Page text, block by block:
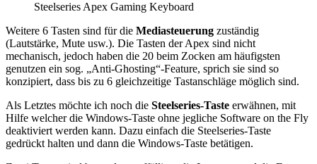
Steelseries Apex Gaming Keyboard
Weitere 6 Tasten sind für die Mediasteuerung zuständig
(Lautstärke, Mute usw.). Die Tasten der Apex sind nicht
mechanisch, jedoch haben die 20 beim Zocken am häufigsten
genutzen ein sog. „Anti-Ghosting“-Feature, sprich sie sind so
konzipiert, dass bis zu 6 gleichzeitige Tastanschläge möglich sind.
Als Letztes möchte ich noch die Steelseries-Taste erwähnen, mit
Hilfe welcher die Windows-Taste ohne jegliche Software on the Fly
deaktiviert werden kann. Dazu einfach die Steelseries-Taste
gedrückt halten und dann die Windows-Taste betätigen.